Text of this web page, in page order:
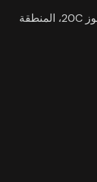
أوتو إكسبرت ورش، مستودع #S2، شارع القوز 20C، المنطقة